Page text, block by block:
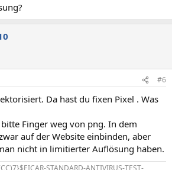
#6
Da hast du fixen Pixel . Was
Finger weg von png. In dem
auf der Website einbinden, aber
nicht in limitierter Auflösung haben.
STANDARD-ANTIVIRUS-TEST-